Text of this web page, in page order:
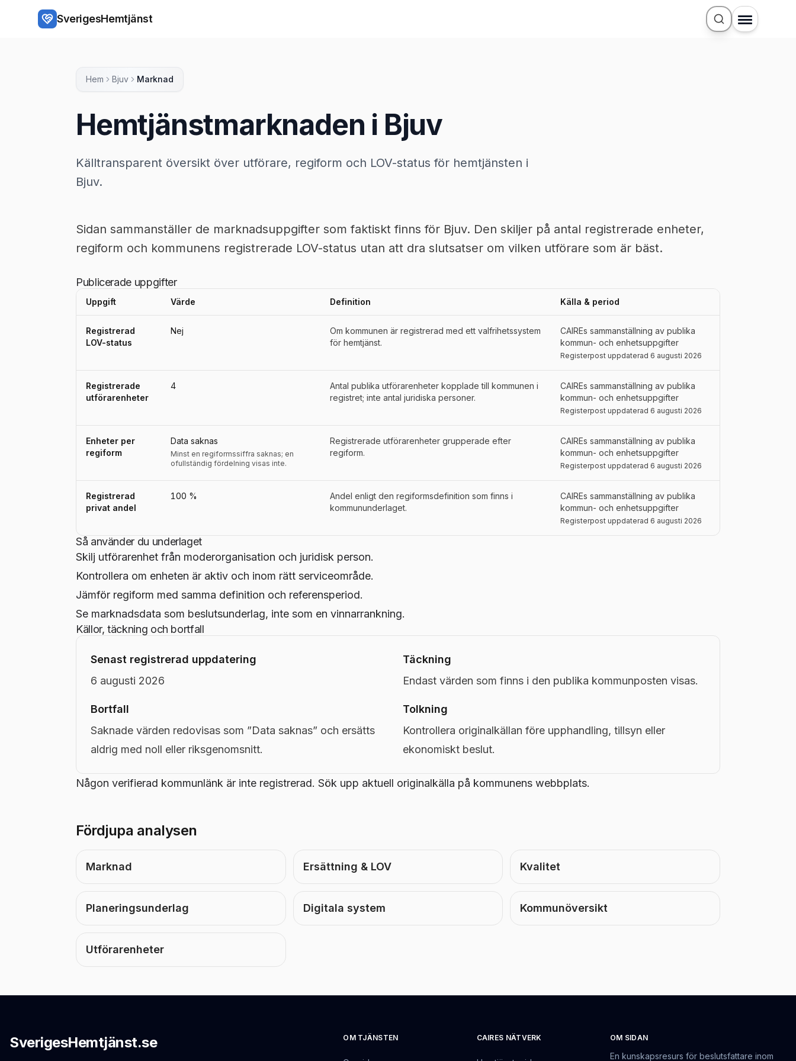
Hoppa till huvudinnehåll
SverigesHemtjänst
Hem Bjuv Marknad
Hemtjänstmarknaden i Bjuv
Källtransparent översikt över utförare, regiform och LOV-status för hemtjänsten i
Bjuv.
Sidan sammanställer de marknadsuppgifter som faktiskt finns för Bjuv. Den skiljer på antal registrerade enheter,
regiform och kommunens registrerade LOV-status utan att dra slutsatser om vilken utförare som är bäst.
Publicerade uppgifter
Uppgift Värde Definition Källa & period
Registrerad
LOV-status
Nej
Om kommunen är registrerad med ett valfrihetssystem
för hemtjänst.
CAIREs sammanställning av publika
kommun- och enhetsuppgifter
Registerpost uppdaterad 6 augusti 2026
Registrerade
utförarenheter
4
Antal publika utförarenheter kopplade till kommunen i
registret; inte antal juridiska personer.
CAIREs sammanställning av publika
kommun- och enhetsuppgifter
Registerpost uppdaterad 6 augusti 2026
Enheter per
regiform
Data saknas
Minst en regiformssiffra saknas; en
ofullständig fördelning visas inte.
Registrerade utförarenheter grupperade efter
regiform.
CAIREs sammanställning av publika
kommun- och enhetsuppgifter
Registerpost uppdaterad 6 augusti 2026
Registrerad
privat andel
100 %
Andel enligt den regiformsdefinition som finns i
kommununderlaget.
CAIREs sammanställning av publika
kommun- och enhetsuppgifter
Registerpost uppdaterad 6 augusti 2026
Så använder du underlaget
Skilj utförarenhet från moderorganisation och juridisk person.
Kontrollera om enheten är aktiv och inom rätt serviceområde.
Jämför regiform med samma definition och referensperiod.
Se marknadsdata som beslutsunderlag, inte som en vinnarrankning.
Källor, täckning och bortfall
Senast registrerad uppdatering
6 augusti 2026
Täckning
Endast värden som finns i den publika kommunposten visas.
Bortfall
Saknade värden redovisas som ”Data saknas” och ersätts
aldrig med noll eller riksgenomsnitt.
Tolkning
Kontrollera originalkällan före upphandling, tillsyn eller
ekonomiskt beslut.
Någon verifierad kommunlänk är inte registrerad. Sök upp aktuell originalkälla på kommunens webbplats.
Fördjupa analysen
Marknad Ersättning & LOV Kvalitet
Planeringsunderlag Digitala system Kommunöversikt
Utförarenheter
SverigesHemtjänst.se OM TJÄNSTEN CAIRES NÄTVERK OM SIDAN
En kunskapsresurs för beslutsfattare inom